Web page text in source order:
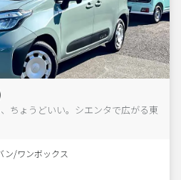
ちょうどいい。シエンタで広がる東
ン/ワンボックス